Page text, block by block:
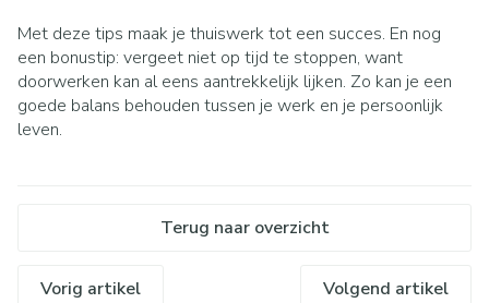
Met deze tips maak je thuiswerk tot een succes. En nog
een bonustip: vergeet niet op tijd te stoppen, want
doorwerken kan al eens aantrekkelijk lijken. Zo kan je een
goede balans behouden tussen je werk en je persoonlijk
leven.
Terug naar overzicht
Vorig artikel Volgend artikel